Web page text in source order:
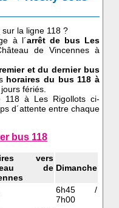
sur la ligne 118 ?
à l´arrêt de bus Les
de Vincennes à
et du dernier bus
horaires du bus 118 à
fériés.
118 à Les Rigollots ci-
d´attente entre chaque
bus 118
vers
de Dimanche
6h45 /
7h00